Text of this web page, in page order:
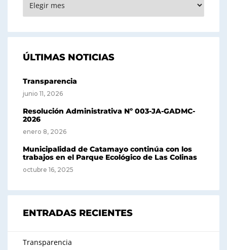
ÚLTIMAS NOTICIAS
Transparencia
junio 11, 2026
Resolución Administrativa Nº 003-JA-GADMC-
2026
enero 8, 2026
Municipalidad de Catamayo continúa con los
trabajos en el Parque Ecológico de Las Colinas
octubre 16, 2025
ENTRADAS RECIENTES
Transparencia